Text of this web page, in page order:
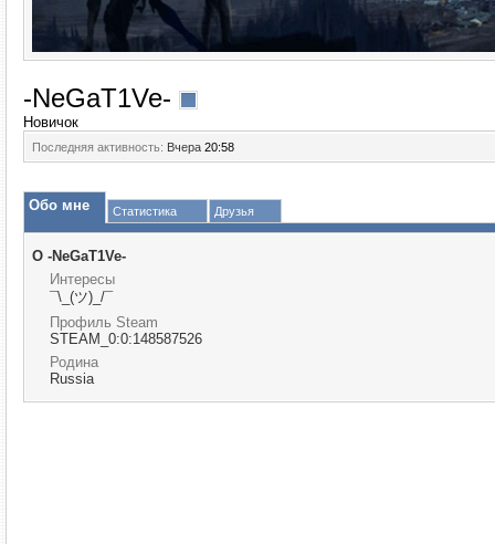
-NeGaT1Ve-
Новичок
Последняя активность: Вчера 20:58
Обо мне Статистика Друзья
О -NeGaT1Ve-
Интересы
¯\_(ツ)_/¯
Профиль Steam
STEAM_0:0:148587526
Родина
Russia